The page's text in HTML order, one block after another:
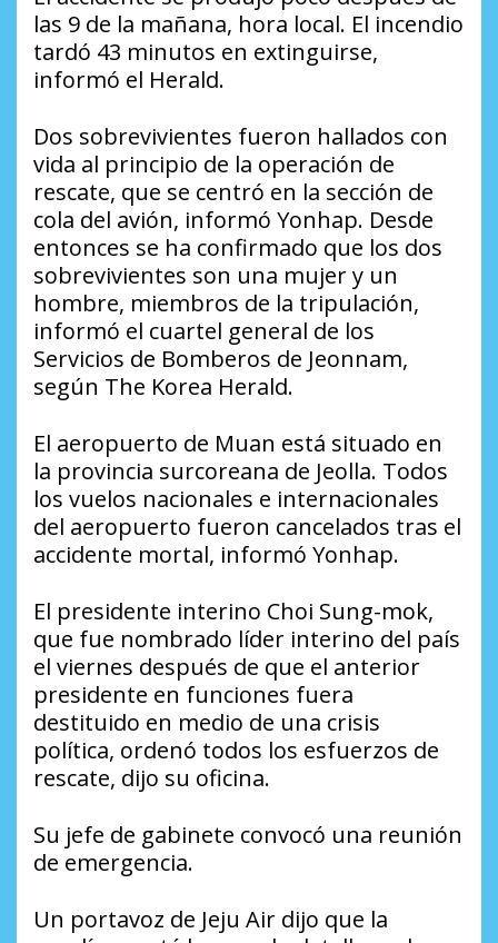
las 9 de la mañana, hora local. El incendio
tardó 43 minutos en extinguirse,
informó el Herald.
Dos sobrevivientes fueron hallados con
vida al principio de la operación de
rescate, que se centró en la sección de
cola del avión, informó Yonhap. Desde
entonces se ha confirmado que los dos
sobrevivientes son una mujer y un
hombre, miembros de la tripulación,
informó el cuartel general de los
Servicios de Bomberos de Jeonnam,
según The Korea Herald.
El aeropuerto de Muan está situado en
la provincia surcoreana de Jeolla. Todos
los vuelos nacionales e internacionales
del aeropuerto fueron cancelados tras el
accidente mortal, informó Yonhap.
El presidente interino Choi Sung-mok,
que fue nombrado líder interino del país
el viernes después de que el anterior
presidente en funciones fuera
destituido en medio de una crisis
política, ordenó todos los esfuerzos de
rescate, dijo su oficina.
Su jefe de gabinete convocó una reunión
de emergencia.
Un portavoz de Jeju Air dijo que la